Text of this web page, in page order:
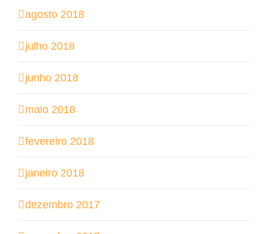
agosto 2018
julho 2018
junho 2018
maio 2018
fevereiro 2018
janeiro 2018
dezembro 2017